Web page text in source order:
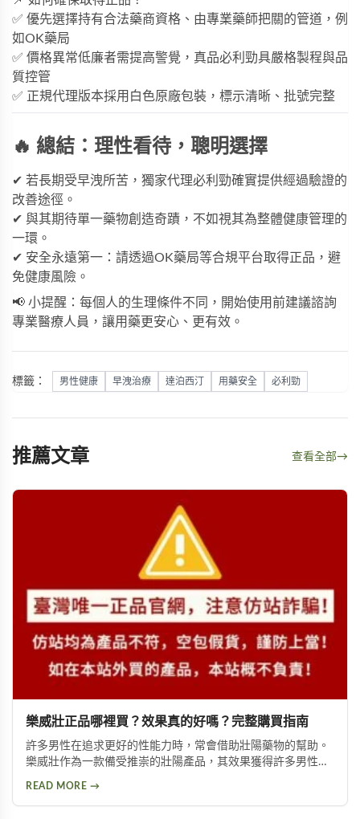
✅ 優先選擇持有合法藥商資格、由專業藥師把關的管道，例
如OK藥局
✅ 價格異常低廉者需提高警覺，真品必利勁具嚴格製程與品
質控管
✅ 正規代理版本採用白色原廠包裝，標示清晰、批號完整
🔥 總結：理性看待，聰明選擇
✔ 若長期受早洩所苦， 獨家代理必利勁確實提供經過驗證的
改善途徑。
✔ 與其期待單一藥物創造奇蹟，不如視其為整體健康管理的
一環。
✔ 安全永遠第一：請透過OK藥局等合規平台取得正品，避
免健康風險。
📢 小提醒：每個人的生理條件不同，開始使用前建議諮詢
專業醫療人員，讓用藥更安心、更有效。
標籤： 男性健康 早洩治療 達泊西汀 用藥安全 必利勁
推薦文章 查看全部→
樂威壯正品哪裡買？效果真的好嗎？完整購買指南
許多男性在追求更好的性能力時，常會借助壯陽藥物的幫助。
樂威壯作為一款備受推崇的壯陽產品，其效果獲得許多男性朋
READ MORE →